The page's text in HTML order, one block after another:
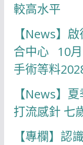
較高水平
【News】
合中心 10
手術等料
【News】
打流感針 七
【專欄】認